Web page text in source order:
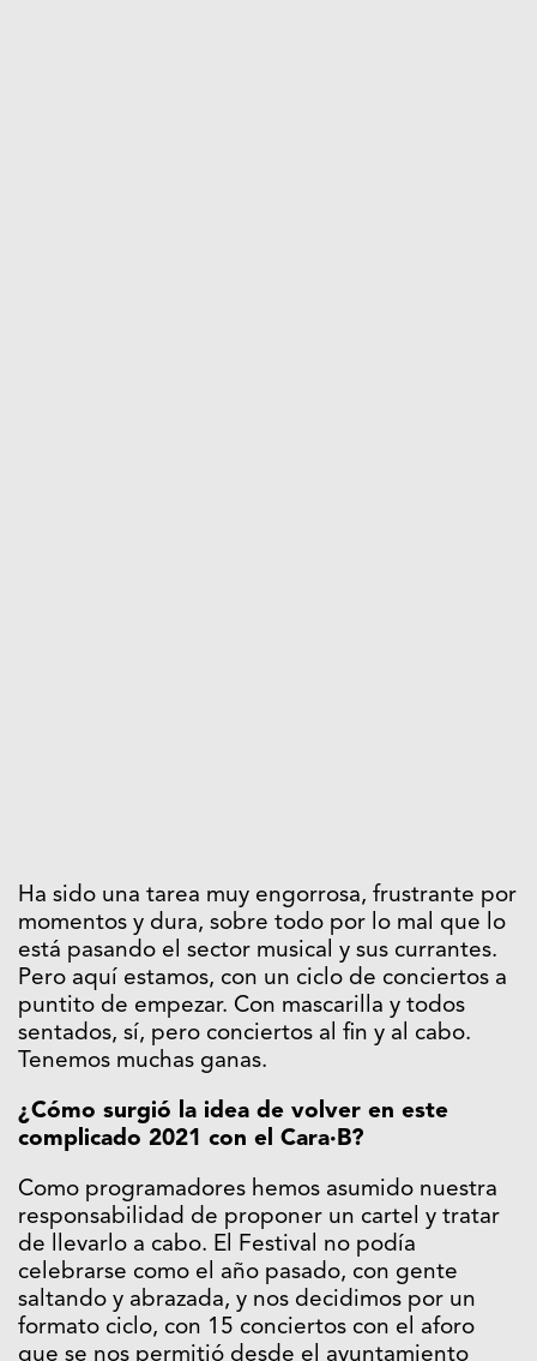
Ha sido una tarea muy engorrosa, frustrante por
momentos y dura, sobre todo por lo mal que lo
está pasando el sector musical y sus currantes.
Pero aquí estamos, con un ciclo de conciertos a
puntito de empezar. Con mascarilla y todos
sentados, sí, pero conciertos al fin y al cabo.
Tenemos muchas ganas.
¿Cómo surgió la idea de volver en este
complicado 2021 con el Cara·B?
Como programadores hemos asumido nuestra
responsabilidad de proponer un cartel y tratar
de llevarlo a cabo. El Festival no podía
celebrarse como el año pasado, con gente
saltando y abrazada, y nos decidimos por un
formato ciclo, con 15 conciertos con el aforo
que se nos permitió desde el ayuntamiento